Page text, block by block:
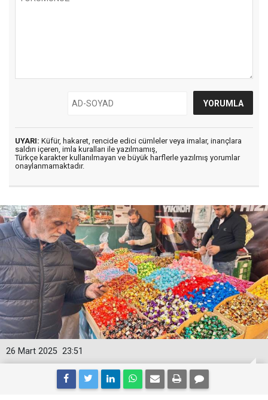
UYARI: Küfür, hakaret, rencide edici cümleler veya imalar, inançlara
saldırı içeren, imla kuralları ile yazılmamış,
Türkçe karakter kullanılmayan ve büyük harflerle yazılmış yorumlar
onaylanmamaktadır.
23:51
26 Mart 2025